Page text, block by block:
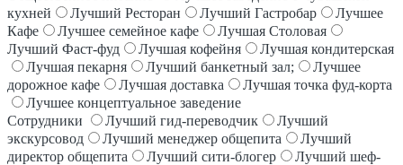
кухней
Лучший Ресторан Лучший Гастробар
Лучшее
Кафе
Лучшее семейное кафе
Лучшая Столовая
Лучший Фаст-фуд
Лучшая кофейня
Лучшая кондитерская
Лучшая пекарня
Лучший банкетный зал;
Лучшее
дорожное кафе
Лучшая доставка
Лучшая точка фуд-корта
Лучшее концептуальное заведение
Сотрудники
Лучший гид-переводчик
Лучший
экскурсовод
Лучший менеджер общепита
Лучший
директор общепита
Лучший сити-блогер
Лучший шеф-